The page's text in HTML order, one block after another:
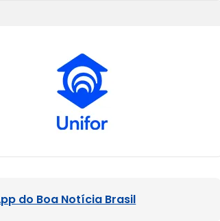
do Boa Notícia Brasil